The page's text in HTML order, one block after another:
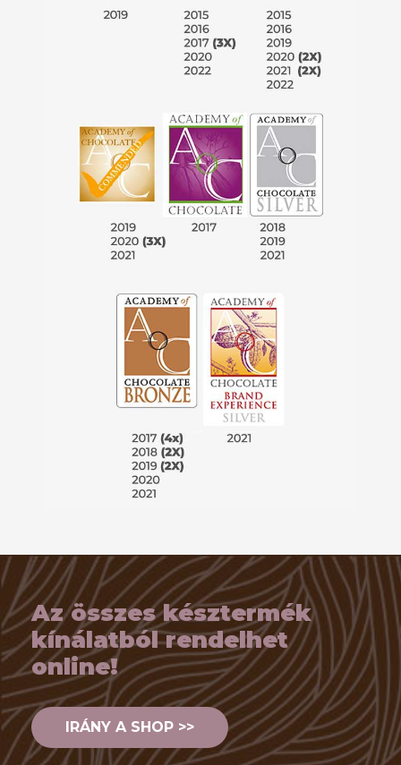
Az összes késztermék
kínálatból rendelhet
online!
IRÁNY A SHOP >>